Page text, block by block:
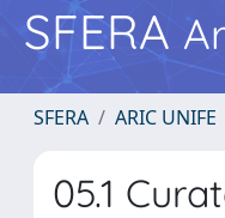
SFERA
SFERA ARIC UNIFE
05.1